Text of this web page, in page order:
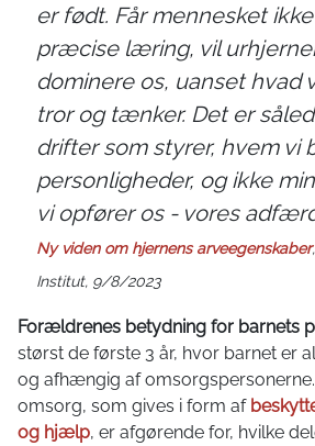
er født. Får mennesket
præcise læring, vil
dominere os, uanset hvad
tror og tænker. Det er
drifter som styrer, hvem vi
personligheder, og ikke
vi opfører os - vores
Ny viden om hjernens arveegenskaber
Institut, 9/8/2023
Forældrenes betydning for barnets
størst de første 3 år, hvor barnet er
og afhængig af
omsorg, som gives i form af
og hjælp, er afgørende for, hvilke